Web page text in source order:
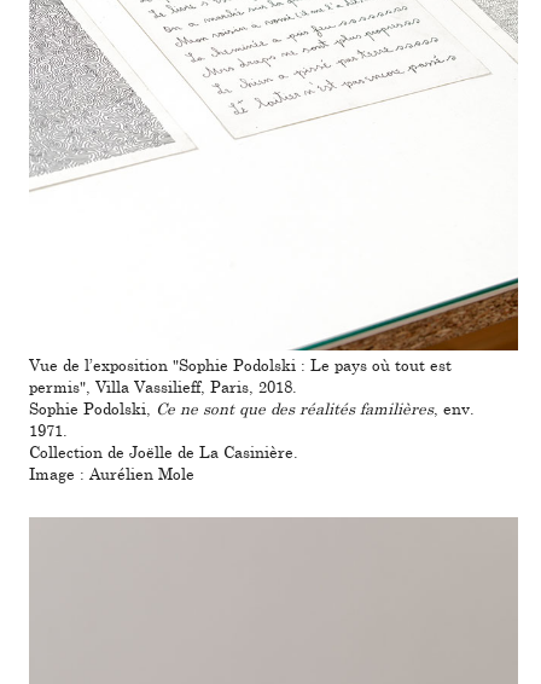
Vue de l’expo­si­tion "Sophie Podolski : Le pays où tout est
permis", Villa Vassilieff, Paris, 2018.
Sophie Podolski, Ce ne sont que des réa­li­tés fami­liè­res, env.
1971.
Collection de Joëlle de La Casinière.
Image : Aurélien Mole